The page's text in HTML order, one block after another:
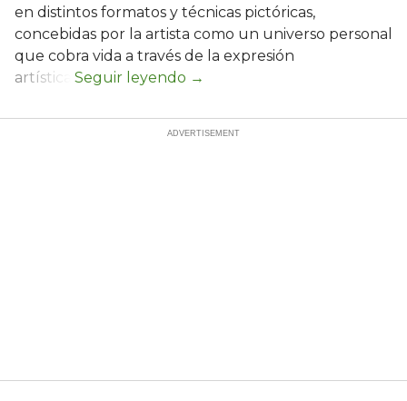
en distintos formatos y técnicas pictóricas,
concebidas por la artista como un universo personal
que cobra vida a través de la expresión
artística.